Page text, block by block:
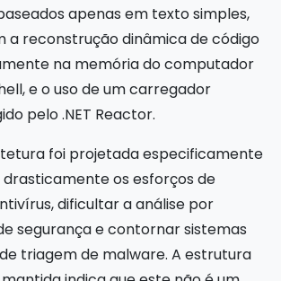
apenas em texto simples,
a reconstrução dinâmica de código
na memória do computador
e o uso de um carregador
pelo .NET Reactor.
foi projetada especificamente
os esforços de
dificultar a análise por
segurança e contornar sistemas
triagem de malware. A estrutura